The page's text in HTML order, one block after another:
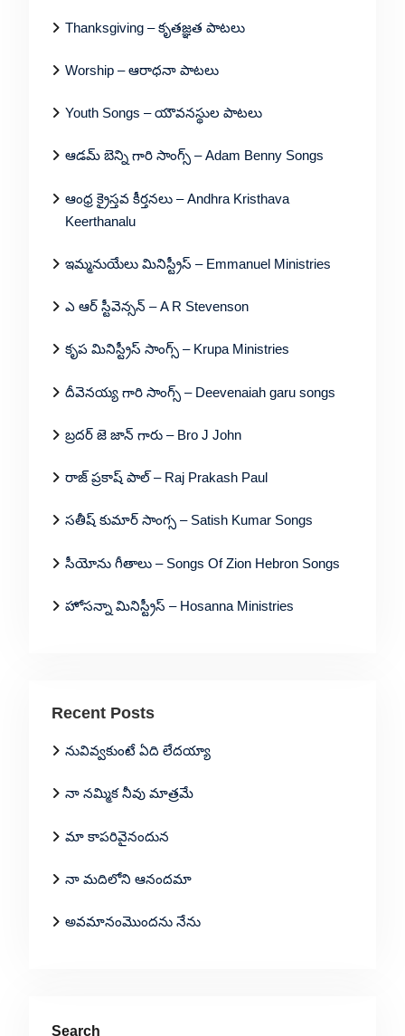
Thanksgiving – కృతజ్ఞత పాటలు
Worship – ఆరాధనా పాటలు
Youth Songs – యౌవనస్థుల పాటలు
ఆడమ్ బెన్ని గారి సాంగ్స్ – Adam Benny Songs
ఆంధ్ర క్రైస్తవ కీర్తనలు – Andhra Kristhava
Keerthanalu
ఇమ్మనుయేలు మినిస్ట్రీస్ – Emmanuel Ministries
ఎ ఆర్ స్టీవెన్సన్ – A R Stevenson
కృప మినిస్ట్రీస్ సాంగ్స్ – Krupa Ministries
దీవెనయ్య గారి సాంగ్స్ – Deevenaiah garu songs
బ్రదర్ జె జాన్ గారు – Bro J John
రాజ్ ప్రకాష్ పాల్ – Raj Prakash Paul
సతీష్ కుమార్ సాంగ్స – Satish Kumar Songs
సీయోను గీతాలు – Songs Of Zion Hebron Songs
హోసన్నా మినిస్ట్రీస్ – Hosanna Ministries
Recent Posts
నువివ్వకుంటే ఏది లేదయ్యా
నా నమ్మిక నీవు మాత్రమే
మా కాపరివైనందున
నా మదిలోని ఆనందమా
అవమానంమొందను నేను
Search